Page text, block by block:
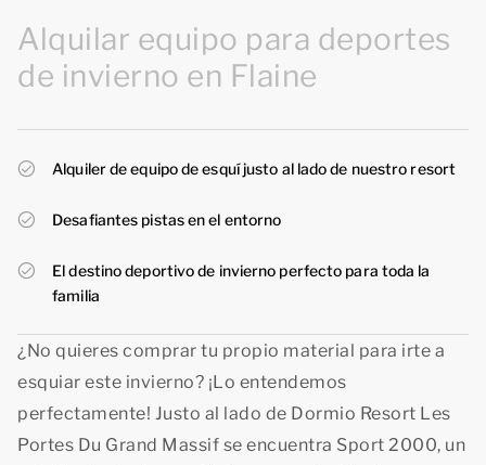
Alquilar equipo para deportes
de invierno en Flaine
Alquiler de equipo de esquí justo al lado de nuestro resort
Desafiantes pistas en el entorno
El destino deportivo de invierno perfecto para toda la
familia
¿No quieres comprar tu propio material para irte a
esquiar este invierno? ¡Lo entendemos
perfectamente! Justo al lado de Dormio Resort Les
Portes Du Grand Massif se encuentra Sport 2000, un